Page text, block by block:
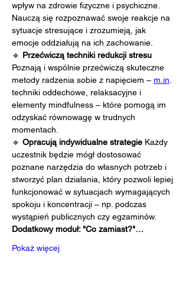
wpływ na zdrowie fizyczne i psychiczne.
Nauczą się rozpoznawać swoje reakcje na
sytuacje stresujące i zrozumieją, jak
emocje oddziałują na ich zachowanie.
🔹 Przećwiczą techniki redukcji stresu
Poznają i wspólnie przećwiczą skuteczne
metody radzenia sobie z napięciem – m.in
techniki oddechowe, relaksacyjne i
elementy mindfulness – które pomogą im
odzyskać równowagę w trudnych
momentach.
🔹 Opracują indywidualne strategie Każdy
uczestnik będzie mógł dostosować
poznane narzędzia do własnych potrzeb i
stworzyć plan działania, który pozwoli lepiej
funkcjonować w sytuacjach wymagających
spokoju i koncentracji – np. podczas
wystąpień publicznych czy egzaminów.
Dodatkowy moduł: "Co zamiast?"…
Pokaż więcej